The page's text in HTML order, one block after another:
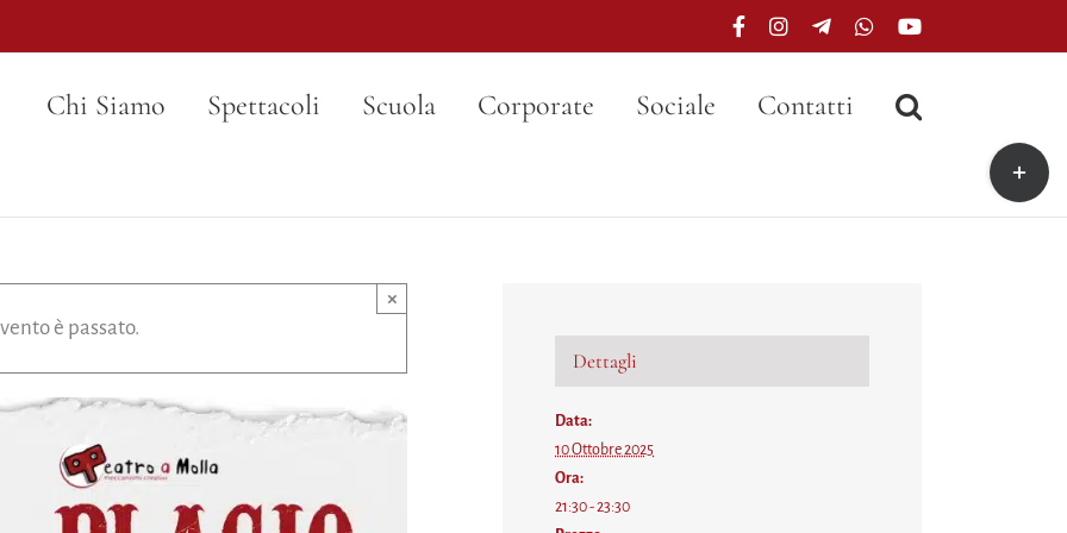
FacebookInstagramTelegramWhatsAppYouTube
Chi Siamo Spettacoli Scuola Corporate Sociale Contatti
è passato.
×
Dettagli
Data:
10 Ottobre 2025
Ora:
21:30 - 23:30
Toggle
area
barra